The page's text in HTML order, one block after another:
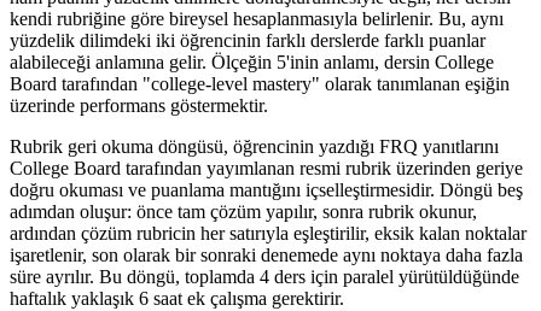
kendi rubriğine göre bireysel hesaplanmasıyla belirlenir. Bu, aynı
yüzdelik dilimdeki iki öğrencinin farklı derslerde farklı puanlar
alabileceği anlamına gelir. Ölçeğin 5'inin anlamı, dersin College
Board tarafından "college-level mastery" olarak tanımlanan eşiğin
üzerinde performans göstermektir.
Rubrik geri okuma döngüsü, öğrencinin yazdığı FRQ yanıtlarını
College Board tarafından yayımlanan resmi rubrik üzerinden geriye
doğru okuması ve puanlama mantığını içselleştirmesidir. Döngü beş
adımdan oluşur: önce tam çözüm yapılır, sonra rubrik okunur,
ardından çözüm rubricin her satırıyla eşleştirilir, eksik kalan noktalar
işaretlenir, son olarak bir sonraki denemede aynı noktaya daha fazla
süre ayrılır. Bu döngü, toplamda 4 ders için paralel yürütüldüğünde
haftalık yaklaşık 6 saat ek çalışma gerektirir.